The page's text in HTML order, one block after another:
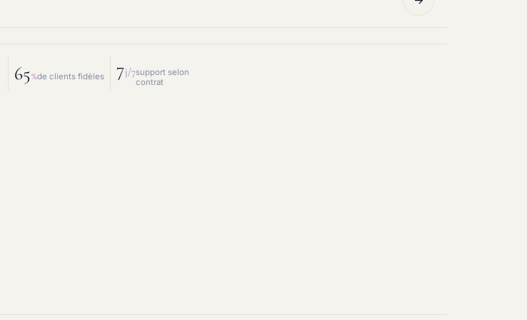
65%de clients fidèles 7j/7support selon
contrat